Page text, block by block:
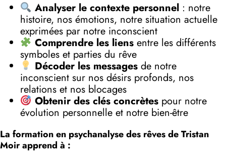
Analyser le contexte personnel: notre
histoire, nos émotions, notre situation actuelle
exprimées par notre inconscient
Comprendre les liensentre les différents
symboles et parties du rêve
Décoder les messagesde notre
inconscient sur nos désirs profonds, nos
relations et nos blocages
Obtenir des clés concrètespour notre
évolution personnelle et notre bien-être
La formation en psychanalyse des rêves de Tristan
Moir apprend à :